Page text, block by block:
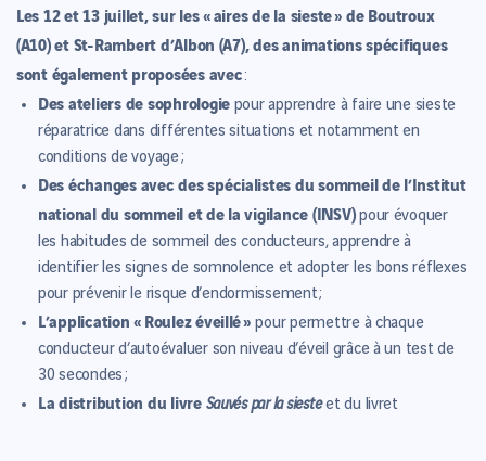
Les 12 et 13 juillet, sur les « aires de la sieste » de Boutroux
(A10) et St-Rambert d’Albon (A7), des animations spécifiques
sont également proposées avec:
Des ateliers de sophrologiepour apprendre à faire une sieste
réparatrice dans différentes situations et notamment en
conditions de voyage ;
Des échanges avec des spécialistes du sommeil de l’Institut
national du sommeil et de la vigilance (INSV)pour évoquer
les habitudes de sommeil des conducteurs, apprendre à
identifier les signes de somnolence et adopter les bons réflexes
pour prévenir le risque d’endormissement ;
L’application « Roulez éveillé » pour permettre à chaque
conducteur d’autoévaluer son niveau d’éveil grâce à un test de
30 secondes ;
La distribution du livreSauvés par la sieste et du livret